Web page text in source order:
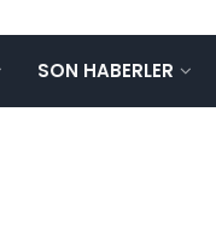
SON HABERLER